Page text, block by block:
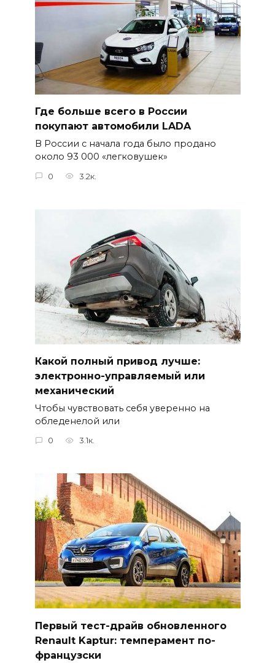
Где больше всего в России
покупают автомобили LADA
В России с начала года было продано
около 93 000 «легковушек»
0 3.2к.
Какой полный привод лучше:
электронно-управляемый или
механический
Чтобы чувствовать себя уверенно на
обледенелой или
0 3.1к.
Первый тест-драйв обновленного
Renault Kaptur: темперамент по-
французски